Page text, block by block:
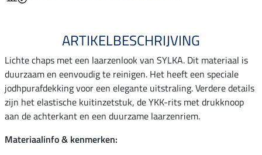
ARTIKELBESCHRIJVING
Lichte chaps met een laarzenlook van SYLKA. Dit materiaal is
duurzaam en eenvoudig te reinigen. Het heeft een speciale
jodhpurafdekking voor een elegante uitstraling. Verdere details
zijn het elastische kuitinzetstuk, de YKK-rits met drukknoop
aan de achterkant en een duurzame laarzenriem.
Materiaalinfo & kenmerken: